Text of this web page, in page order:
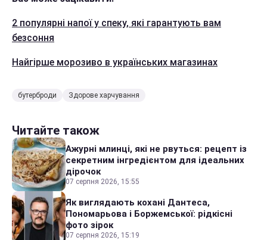
2 популярні напої у спеку, які гарантують вам
безсоння
Найгірше морозиво в українських магазинах
бутерброди Здорове харчування
Читайте також
Ажурні млинці, які не рвуться: рецепт із
секретним інгредієнтом для ідеальних
дірочок
07 серпня 2026, 15:55
Як виглядають кохані Дантеса,
Пономарьова і Боржемської: рідкісні
фото зірок
07 серпня 2026, 15:19